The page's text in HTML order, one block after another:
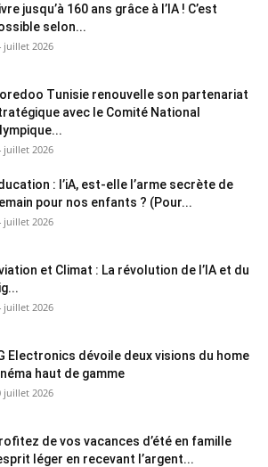
jusqu’à 160 ans grâce à l’IA ! C’est
selon...
juillet 2026
Tunisie renouvelle son partenariat
avec le Comité National
juillet 2026
: l’iA, est-elle l’arme secrète de
pour nos enfants ? (Pour...
juillet 2026
et Climat : La révolution de l’IA et du
juillet 2026
Electronics dévoile deux visions du home
haut de gamme
juillet 2026
de vos vacances d’été en famille
léger en recevant l’argent...